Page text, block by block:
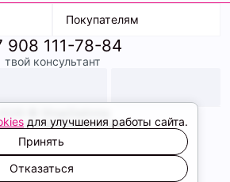
Покупателям
Доставка
Условия оплаты
Образы
908 111-78-84
твой консультант
конфиденциальности
Соглашение cookie
создали
для улучшения работы сайта.
Принять
Отказаться